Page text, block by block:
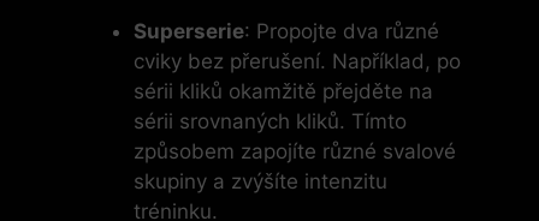
Superserie: Propojte dva různé
cviky bez přerušení. Například, po
sérii kliků okamžitě přejděte na
sérii srovnaných kliků. Tímto
způsobem zapojíte různé svalové
skupiny a zvýšíte intenzitu
tréninku.